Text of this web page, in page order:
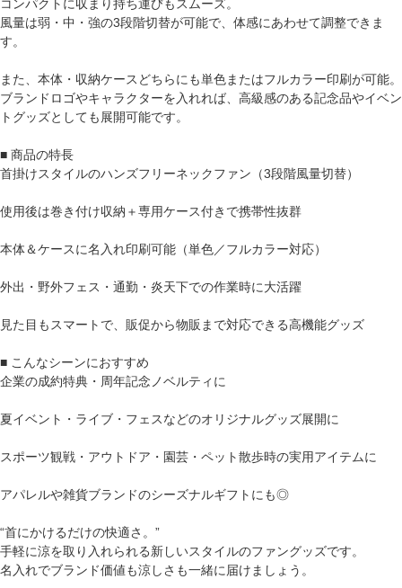
コンパクトに収まり持ち運びもスムーズ。
風量は弱・中・強の3段階切替が可能で、体感にあわせて調整できま
す。
また、本体・収納ケースどちらにも単色またはフルカラー印刷が可能。
ブランドロゴやキャラクターを入れれば、高級感のある記念品やイベン
トグッズとしても展開可能です。
■ 商品の特長
首掛けスタイルのハンズフリーネックファン（3段階風量切替）
使用後は巻き付け収納＋専用ケース付きで携帯性抜群
本体＆ケースに名入れ印刷可能（単色／フルカラー対応）
外出・野外フェス・通勤・炎天下での作業時に大活躍
見た目もスマートで、販促から物販まで対応できる高機能グッズ
■ こんなシーンにおすすめ
企業の成約特典・周年記念ノベルティに
夏イベント・ライブ・フェスなどのオリジナルグッズ展開に
スポーツ観戦・アウトドア・園芸・ペット散歩時の実用アイテムに
アパレルや雑貨ブランドのシーズナルギフトにも◎
“首にかけるだけの快適さ。”
手軽に涼を取り入れられる新しいスタイルのファングッズです。
名入れでブランド価値も涼しさも一緒に届けましょう。